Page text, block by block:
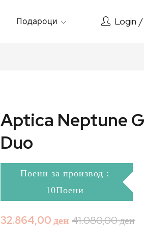
Подароци Login
Aptica Neptune
Duo
Поени за производ :
10Поени
41.080,00ден
32.864,00ден